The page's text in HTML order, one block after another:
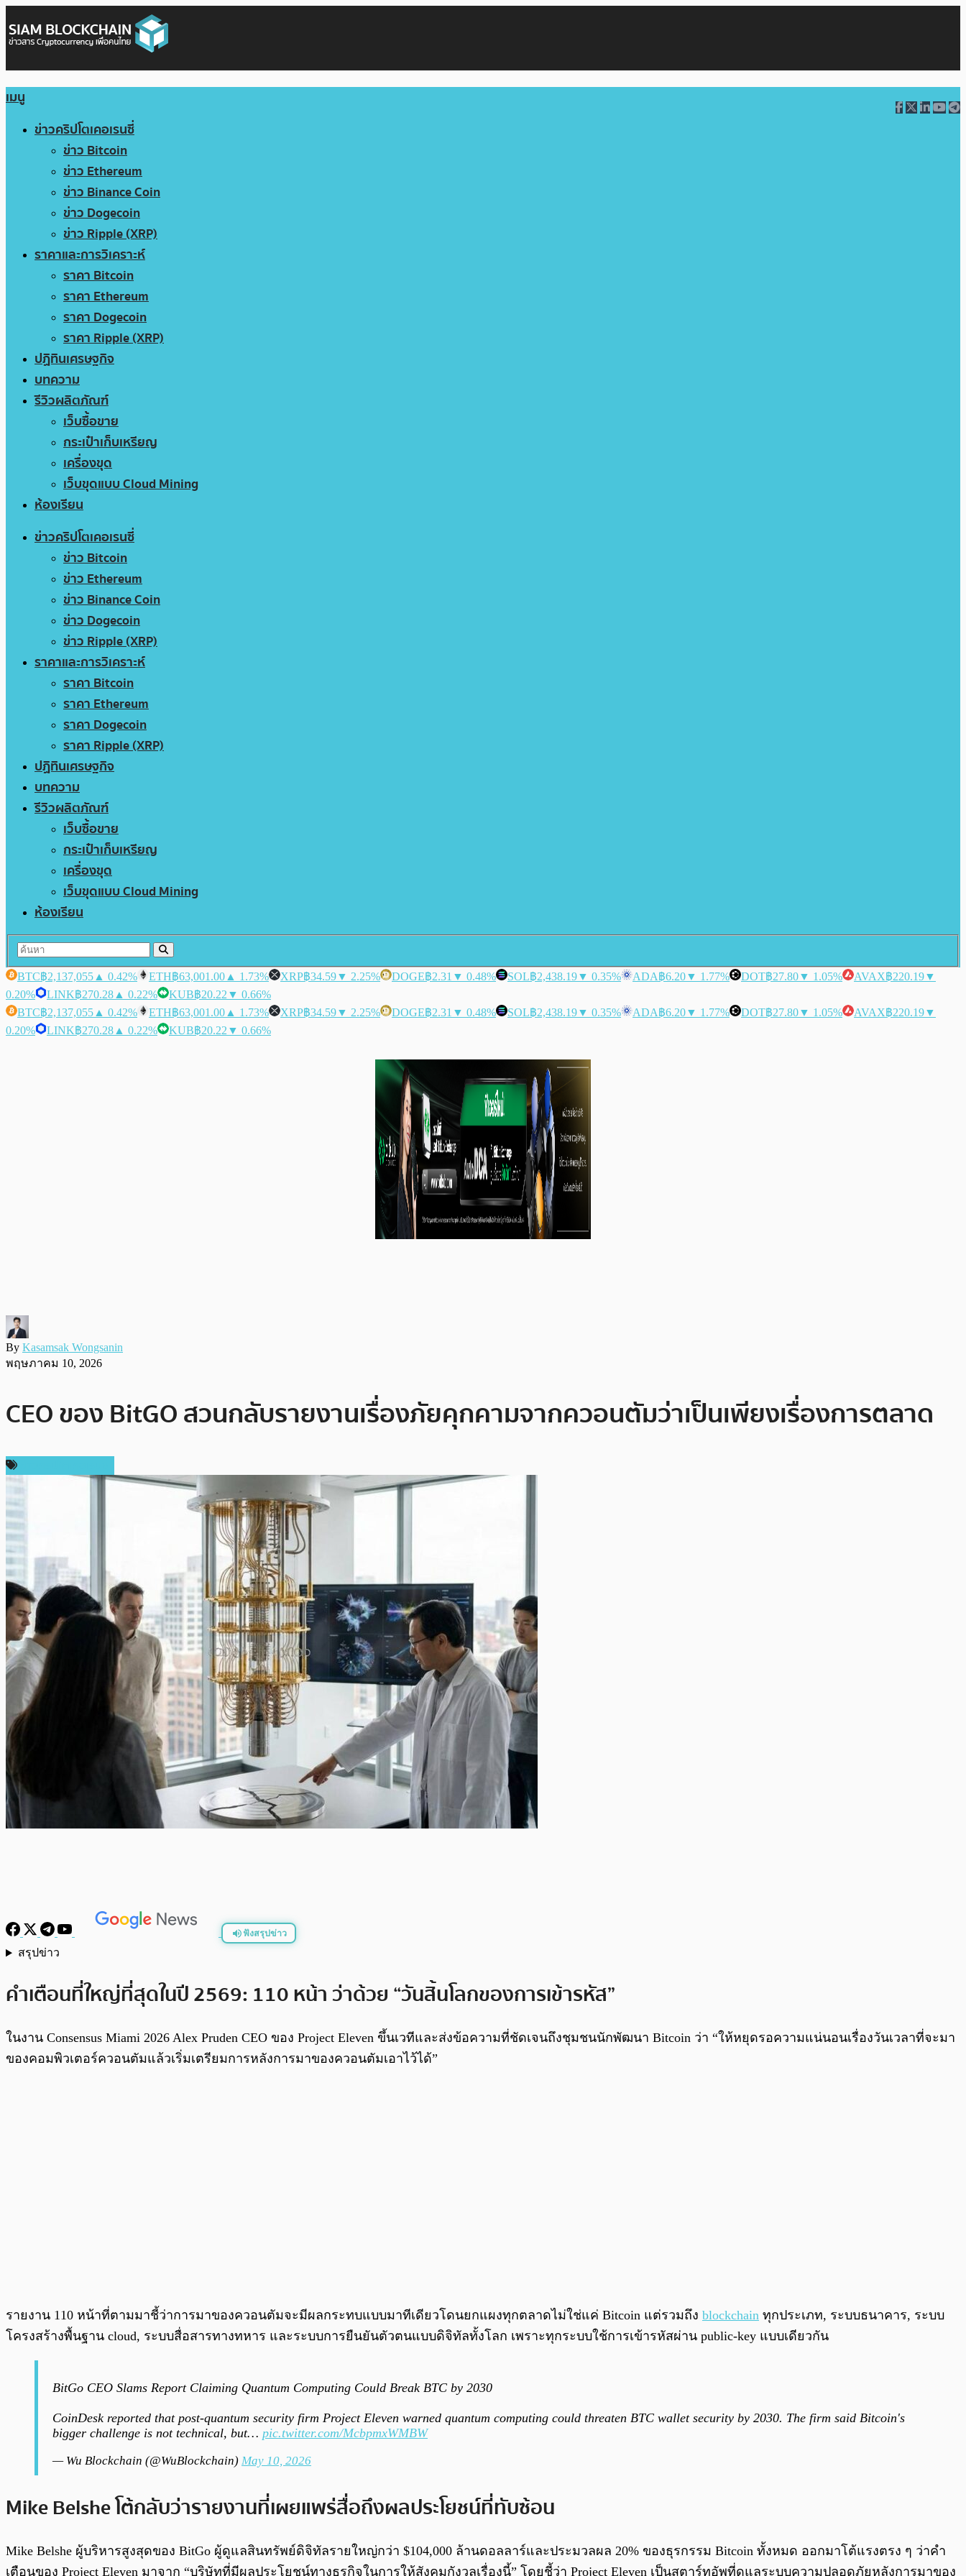
เมนู
ข่าวคริปโตเคอเรนซี่
ข่าว Bitcoin
ข่าว Ethereum
ข่าว Binance Coin
ข่าว Dogecoin
ข่าว Ripple (XRP)
ราคาและการวิเคราะห์
ราคา Bitcoin
ราคา Ethereum
ราคา Dogecoin
ราคา Ripple (XRP)
ปฏิทินเศรษฐกิจ
บทความ
รีวิวผลิตภัณฑ์
เว็บซื้อขาย
กระเป๋าเก็บเหรียญ
เครื่องขุด
เว็บขุดแบบ Cloud Mining
ห้องเรียน
ข่าวคริปโตเคอเรนซี่
ข่าว Bitcoin
ข่าว Ethereum
ข่าว Binance Coin
ข่าว Dogecoin
ข่าว Ripple (XRP)
ราคาและการวิเคราะห์
ราคา Bitcoin
ราคา Ethereum
ราคา Dogecoin
ราคา Ripple (XRP)
ปฏิทินเศรษฐกิจ
บทความ
รีวิวผลิตภัณฑ์
เว็บซื้อขาย
กระเป๋าเก็บเหรียญ
เครื่องขุด
เว็บขุดแบบ Cloud Mining
ห้องเรียน
BTC฿2,137,055 ▲ 0.42% ETH฿63,001.00 ▲ 1.73% XRP฿34.59▼ 2.25% DOGE฿2.31 ▼ 0.48% SOL฿2,438.19▼ 0.35% ADA฿6.20▼ 1.77% DOT฿27.80▼ 1.05% AVAX฿220.19▼
0.20%
LINK฿270.28 ▲ 0.22% KUB฿20.22 ▼ 0.66%
BTC฿2,137,055 ▲ 0.42% ETH฿63,001.00 ▲ 1.73% XRP฿34.59▼ 2.25% DOGE฿2.31 ▼ 0.48% SOL฿2,438.19▼ 0.35% ADA฿6.20▼ 1.77% DOT฿27.80▼ 1.05% AVAX฿220.19▼
0.20%
LINK฿270.28 ▲ 0.22% KUB฿20.22 ▼ 0.66%
By Kasamsak Wongsanin
พฤษภาคม 10, 2026
CEO ของ BitGO สวนกลับรายงานเรื่องภัยคุกคามจากควอนตัมว่าเป็นเพียงเรื่องการตลาด
ฟังสรุปข่าว
สรุปข่าว
คำเตือนที่ใหญ่ที่สุดในปี 2569: 110 หน้า ว่าด้วย “วันสิ้นโลกของการเข้ารหัส”
ในงาน Consensus Miami 2026 Alex Pruden CEO ของ Project Eleven ขึ้นเวทีและส่งข้อความที่ชัดเจนถึงชุมชนนักพัฒนา Bitcoin ว่า “ให้หยุดรอความแน่นอนเรื่องวันเวลาที่จะมา
ของคอมพิวเตอร์ควอนตัมแล้วเริ่มเตรียมการหลังการมาของควอนตัมเอาไว้ได้”
รายงาน 110 หน้าที่ตามมาชี้ว่าการมาของควอนตัมจะมีผลกระทบแบบมาทีเดียวโดนยกแผงทุกตลาดไม่ใช่แค่ Bitcoin แต่รวมถึง blockchain ทุกประเภท, ระบบธนาคาร, ระบบ
โครงสร้างพื้นฐาน cloud, ระบบสื่อสารทางทหาร และระบบการยืนยันตัวตนแบบดิจิทัลทั้งโลก เพราะทุกระบบใช้การเข้ารหัสผ่าน public-key แบบเดียวกัน
BitGo CEO Slams Report Claiming Quantum Computing Could Break BTC by 2030
CoinDesk reported that post-quantum security firm Project Eleven warned quantum computing could threaten BTC wallet security by 2030. The firm said Bitcoin's
bigger challenge is not technical, but… pic.twitter.com/McbpmxWMBW
— Wu Blockchain (@WuBlockchain) May 10, 2026
Mike Belshe โต้กลับว่ารายงานที่เผยแพร่สื่อถึงผลประโยชน์ที่ทับซ้อน
Mike Belshe ผู้บริหารสูงสุดของ BitGo ผู้ดูแลสินทรัพย์ดิจิทัลรายใหญ่กว่า $104,000 ล้านดอลลาร์และประมวลผล 20% ของธุรกรรม Bitcoin ทั้งหมด ออกมาโต้แรงตรง ๆ ว่าคำ
เตือนของ Project Eleven มาจาก “บริษัทที่มีผลประโยชน์ทางธุรกิจในการให้สังคมกังวลเรื่องนี้” โดยชี้ว่า Project Eleven เป็นสตาร์ทอัพที่ดูแลระบบความปลอดภัยหลังการมาของ